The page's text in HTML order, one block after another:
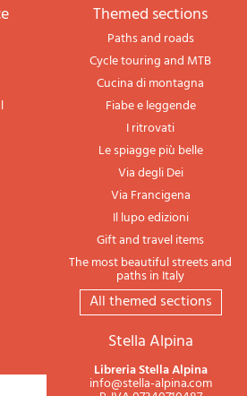
themed sections
Paths and roads
Cycle touring and MTB
Cucina di montagna
Fiabe e leggende
I ritrovati
Le spiagge più belle
Via degli Dei
Via Francigena
Il lupo edizioni
Gift and travel items
The most beautiful streets and
paths in Italy
All themed sections
Stella Alpina
Libreria Stella Alpina
info@stella-alpina.com